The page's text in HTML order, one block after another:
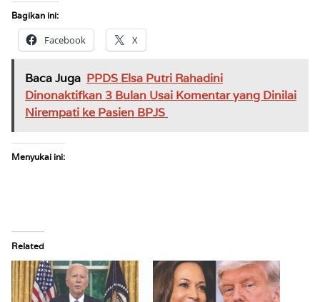
Bagikan ini:
Facebook X
Baca Juga PPDS Elsa Putri Rahadini
Dinonaktifkan 3 Bulan Usai Komentar yang Dinilai
Nirempati ke Pasien BPJS
Menyukai ini:
Related